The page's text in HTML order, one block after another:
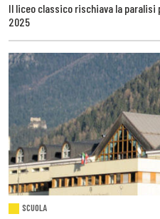
Il liceo classico rischiava la
2025
SCUOLA